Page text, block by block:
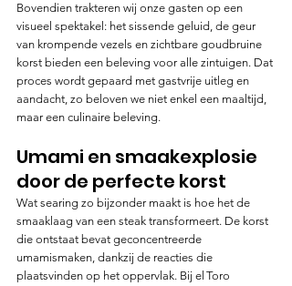
Bovendien trakteren wij onze gasten op een
visueel spektakel: het sissende geluid, de geur
van krompende vezels en zichtbare goudbruine
korst bieden een beleving voor alle zintuigen. Dat
proces wordt gepaard met gastvrije uitleg en
aandacht, zo beloven we niet enkel een maaltijd,
maar een culinaire beleving.
Umami en smaakexplosie
door de perfecte korst
Wat searing zo bijzonder maakt is hoe het de
smaaklaag van een steak transformeert. De korst
die ontstaat bevat geconcentreerde
umamismaken, dankzij de reacties die
plaatsvinden op het oppervlak. Bij el Toro